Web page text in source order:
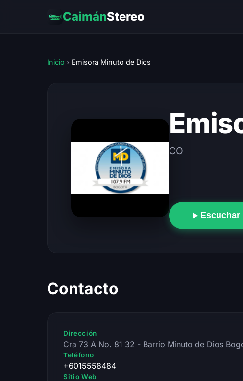
CaimánStereo
Inicio › Emisora Minuto de Dios
CO
Escuchar
Contacto
Dirección
Cra 73 A No. 81 32 - Barrio Minuto de Dios
Teléfono
+6015558484
Sitio Web